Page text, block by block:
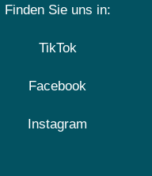
Finden Sie uns in:
TikTok
Facebook
Instagram